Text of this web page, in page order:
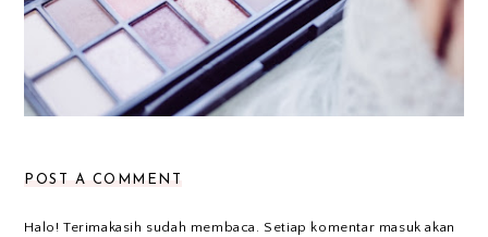
POST A COMMENT
Halo! Terimakasih sudah membaca. Setiap komentar masuk akan